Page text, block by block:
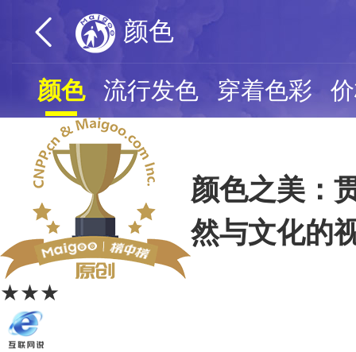
颜色
颜色 流行发色 穿着色彩
★★★
颜色之美：
然与文化的